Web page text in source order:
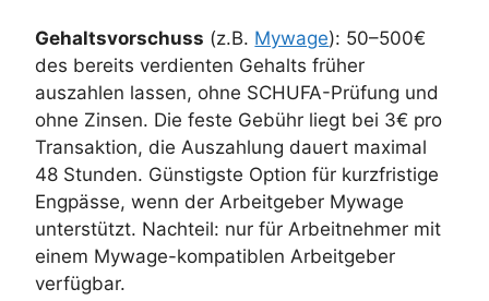
Gehaltsvorschuss (z.B. Mywage): 50–500€
des bereits verdienten Gehalts früher
auszahlen lassen, ohne SCHUFA-Prüfung und
ohne Zinsen. Die feste Gebühr liegt bei 3€ pro
Transaktion, die Auszahlung dauert maximal
48 Stunden. Günstigste Option für kurzfristige
Engpässe, wenn der Arbeitgeber Mywage
unterstützt. Nachteil: nur für Arbeitnehmer mit
einem Mywage-kompatiblen Arbeitgeber
verfügbar.